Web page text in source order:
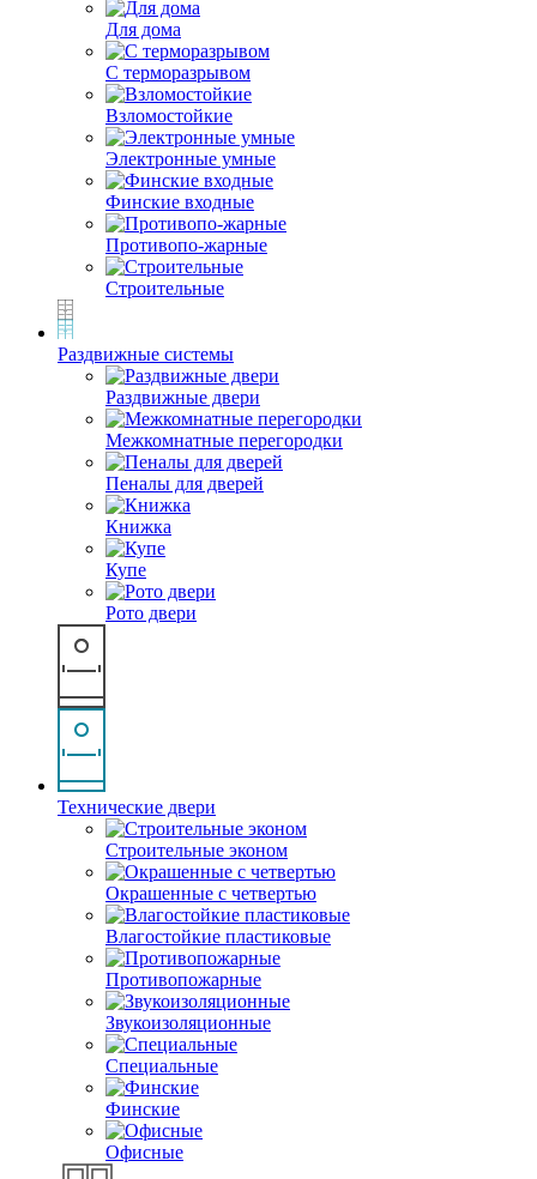
Для дома
С терморазрывом
Взломостойкие
Электронные умные
Финские входные
Противопо-жарные
Строительные
Раздвижные системы
Раздвижные двери
Межкомнатные перегородки
Пеналы для дверей
Книжка
Купе
Рото двери
Технические двери
Строительные эконом
Окрашенные с четвертью
Влагостойкие пластиковые
Противопожарные
Звукоизоляционные
Специальные
Финские
Офисные